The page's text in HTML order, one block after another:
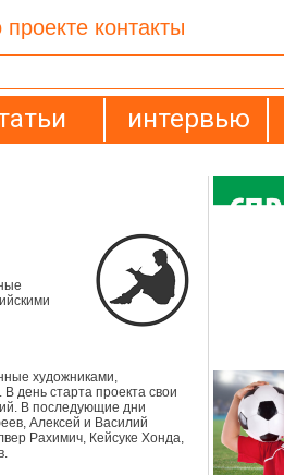
проекте контакты
интервью
художниками,
день старта проекта свои
В последующие дни
Алексей и Василий
Рахимич, Кейсуке Хонда,